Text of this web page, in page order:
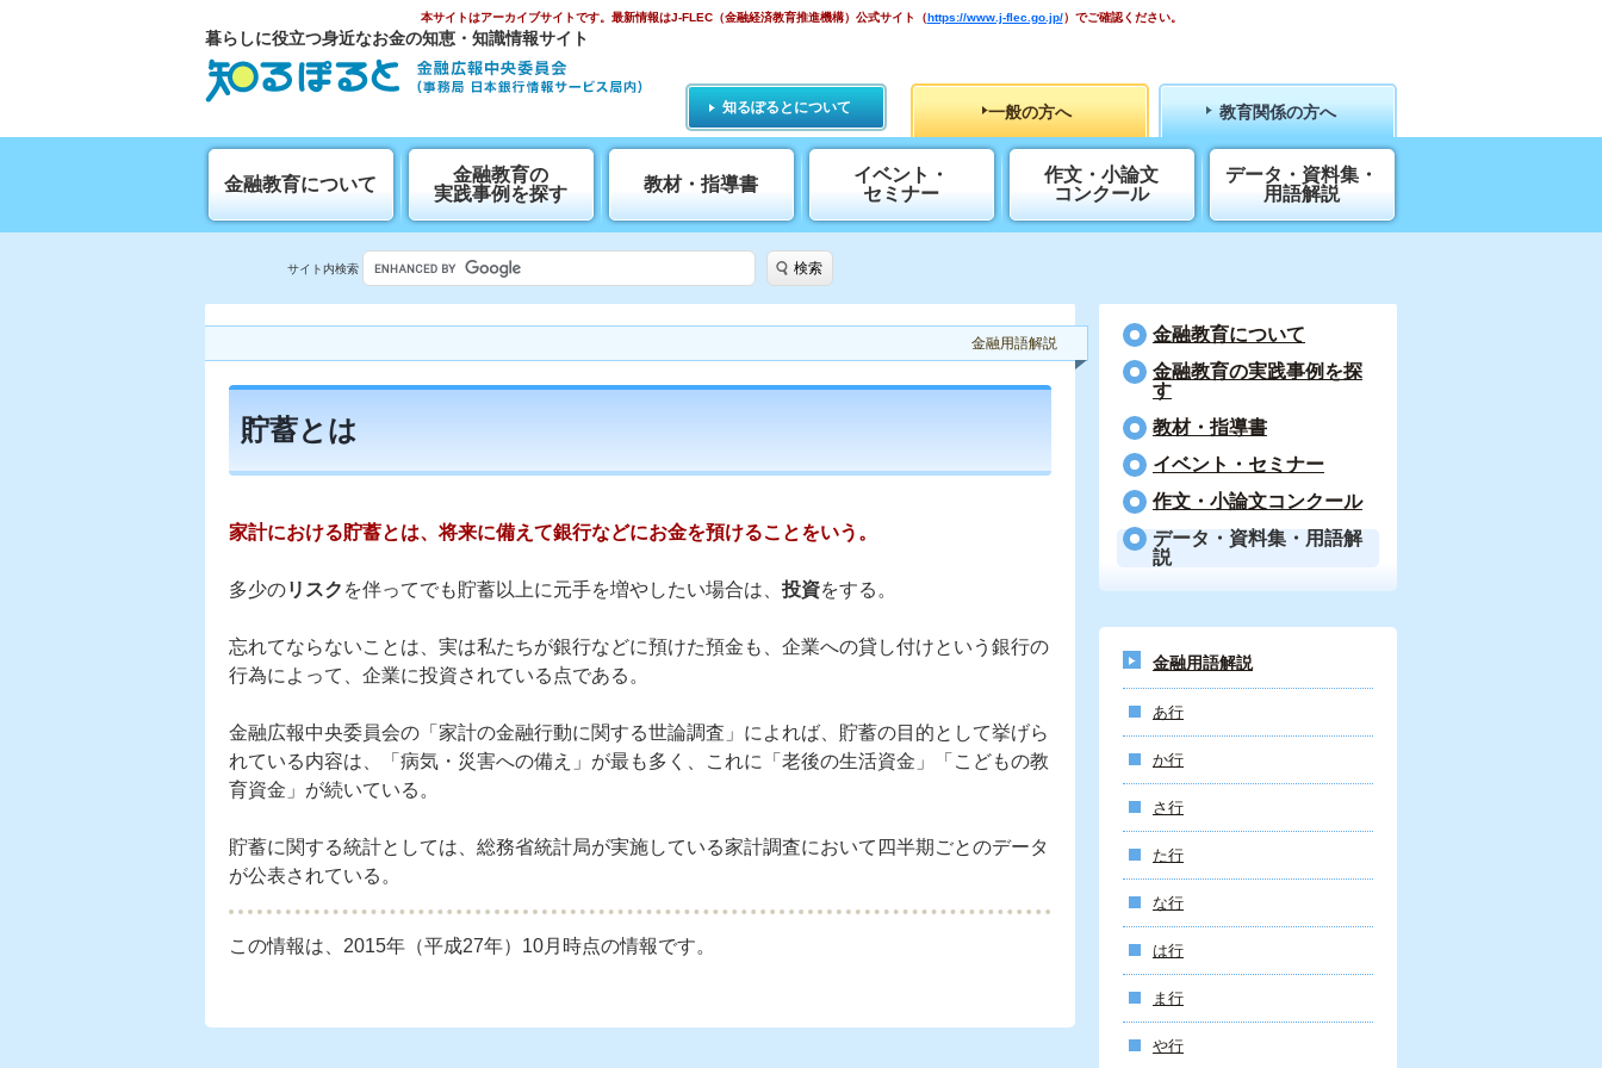
本サイトはアーカイブサイトです。 最新情報はJ-FLEC（金融経済教育推進機構）公式サイト （https://www.j-flec.go.jp/）でご確認ください。
暮らしに役立つ身近なお金の知恵・知識情報サイト
知るぽるとについて 一般の方へ 教育関係の方へ
金融教育について
⾦融教育の
実践事例を探す
教材・指導書
イベント・
セミナー
作文・小論文
コンクール
データ・資料集・
用語解説
サイト内検索 検索
金融用語解説
貯蓄とは
家計における貯蓄とは、将来に備えて銀行などにお金を預けることをいう。
多少のリスク を伴ってでも貯蓄以上に元手を増やしたい場合は、 投資をする。
忘れてならないことは、実は私たちが銀行などに預けた預金も、企業への貸し付けという銀行の
行為によって、企業に投資されている点である。
金融広報中央委員会の「家計の金融行動に関する世論調査」によれば、貯蓄の目的として挙げら
れている内容は、「病気・災害への備え」が最も多く、これに「老後の生活資金」「こどもの教
育資金」が続いている。
貯蓄に関する統計としては、総務省統計局が実施している家計調査において四半期ごとのデータ
が公表されている。
この情報は、2015年（平成27年）10月時点の情報です。
金融教育について
⾦融教育の実践事例を探
す
教材・指導書
イベント・セミナー
作文・小論文コンクール
データ・資料集・用語解
説
金融用語解説
あ行
か行
さ行
た行
な行
は行
ま行
や行